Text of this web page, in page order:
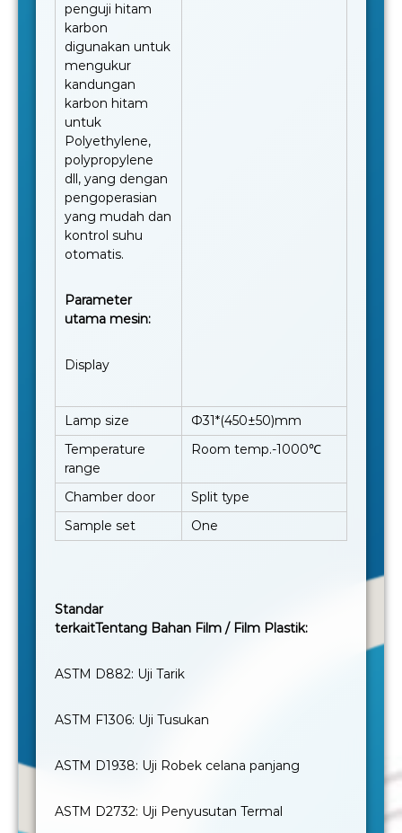
penguji hitam
karbon
digunakan untuk
mengukur
kandungan
karbon hitam
untuk
Polyethylene,
polypropylene
dll, yang dengan
pengoperasian
yang mudah dan
kontrol suhu
otomatis.
Parameter
utama mesin:
Display
Lamp size
Ф31*(450±50)mm
Temperature
range
Room temp.-1000℃
Chamber door
Split type
Sample set
One
Standar
terkaitTentang Bahan Film / Film Plastik:
ASTM D882: Uji Tarik
ASTM F1306: Uji Tusukan
ASTM D1938: Uji Robek celana panjang
ASTM D2732: Uji Penyusutan Termal